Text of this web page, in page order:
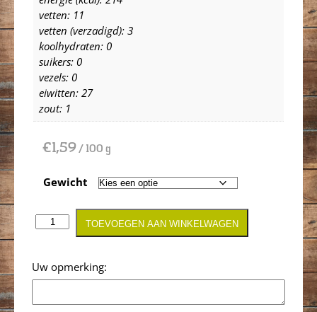
vetten: 11
vetten (verzadigd): 3
koolhydraten: 0
suikers: 0
vezels: 0
eiwitten: 27
zout: 1
€1,59/ 100 g
Gewicht
Opmerking
TOEVOEGEN AAN WINKELWAGEN